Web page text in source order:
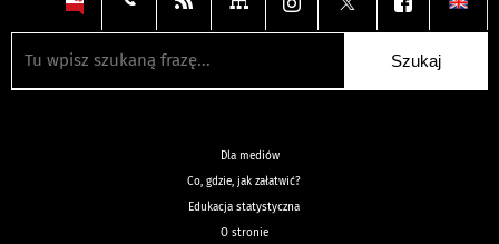
Dla mediów
Co, gdzie, jak załatwić?
Edukacja statystyczna
O stronie